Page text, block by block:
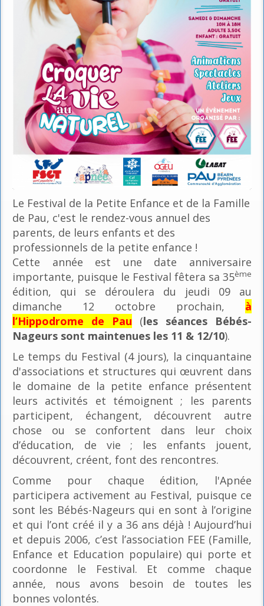
Le Festival de la Petite Enfance et de la Famille
de Pau, c'est le rendez-vous annuel des
parents, de leurs enfants et des
professionnels de la petite enfance !
Cette année est une date anniversaire
importante, puisque le Festival fêtera sa 35ème
édition, qui se déroulera du jeudi 09 au
dimanche 12 octobre prochain, à
l’Hippodrome de Pau (les séances Bébés-
Nageurs sont maintenues les 11 & 12/10).
Le temps du Festival (4 jours), la cinquantaine
d'associations et structures qui œuvrent dans
le domaine de la petite enfance présentent
leurs activités et témoignent ; les parents
participent, échangent, découvrent autre
chose ou se confortent dans leur choix
d’éducation, de vie ; les enfants jouent,
découvrent, créent, font des rencontres.
Comme pour chaque édition, l'Apnée
participera activement au Festival, puisque ce
sont les Bébés-Nageurs qui en sont à l’origine
et qui l’ont créé il y a 36 ans déjà ! Aujourd’hui
et depuis 2006, c’est l’association FEE (Famille,
Enfance et Education populaire) qui porte et
coordonne le Festival. Et comme chaque
année, nous avons besoin de toutes les
bonnes volontés.